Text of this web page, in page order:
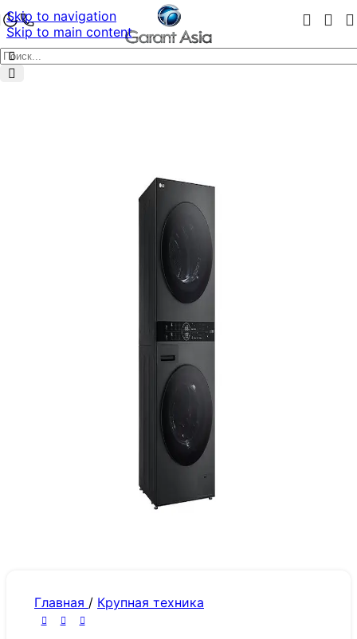
Skip to navigation
Skip to main content
Главная / Крупная техника